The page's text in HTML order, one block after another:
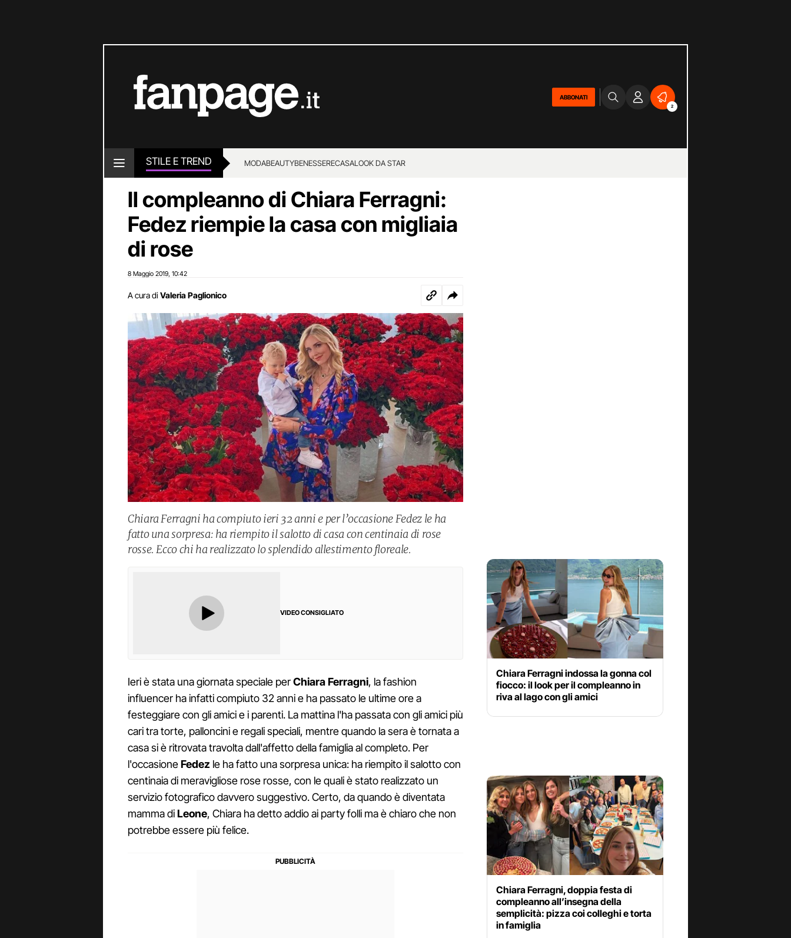
ABBONATI
2
STILE E TREND MODABEAUTYBENESSERECASALOOK DA STAR
Il compleanno di Chiara Ferragni:
Fedez riempie la casa con migliaia
di rose
8 Maggio 2019 10:42
A cura di Valeria Paglionico
Chiara Ferragni ha compiuto ieri 32 anni e per l’occasione Fedez le ha
fatto una sorpresa: ha riempito il salotto di casa con centinaia di rose
rosse. Ecco chi ha realizzato lo splendido allestimento floreale.
VIDEO CONSIGLIATO
Ieri è stata una giornata speciale perChiara Ferragni, la fashion
influencer ha infatti compiuto 32 anni e ha passato le ultime ore a
festeggiare con gli amici e i parenti. La mattina l'ha passata con gli amici più
cari tra torte, palloncini e regali speciali, mentre quando la sera è tornata a
casa si è ritrovata travolta dall'affetto della famiglia al completo. Per
l'occasioneFedez le ha fatto una sorpresa unica: ha riempito il salotto con
centinaia di meravigliose rose rosse, con le quali è stato realizzato un
servizio fotografico davvero suggestivo. Certo, da quando è diventata
mamma diLeone, Chiara ha detto addio ai party folli ma è chiaro che non
potrebbe essere più felice.
Chiara Ferragni indossa la gonna col
fiocco: il look per il compleanno in
riva al lago con gli amici
Chiara Ferragni, doppia festa di
compleanno all’insegna della
semplicità: pizza coi colleghi e torta
in famiglia